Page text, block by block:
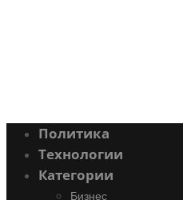
Политика
Технологии
Категории